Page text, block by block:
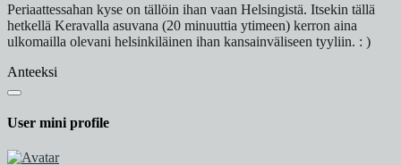
Periaattessahan kyse on tällöin ihan vaan Helsingistä. Itsekin tällä
hetkellä Keravalla asuvana (20 minuuttia ytimeen) kerron aina
ulkomailla olevani helsinkiläinen ihan kansainväliseen tyyliin. : )
Anteeksi
User mini profile